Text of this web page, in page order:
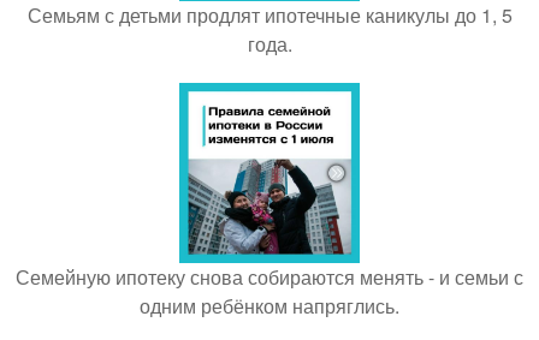
Семьям с детьми продлят ипотечные каникулы до 1, 5
года.
Семейную ипотеку снова собираются менять - и семьи с
одним ребёнком напряглись.